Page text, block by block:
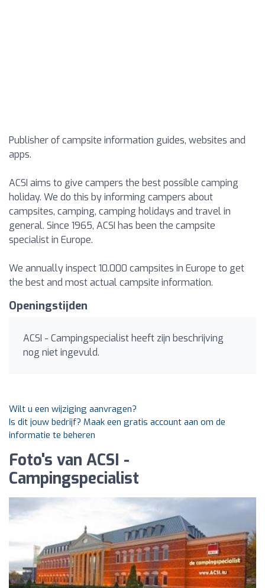
Publisher of campsite information guides, websites and
apps.
ACSI aims to give campers the best possible camping
holiday. We do this by informing campers about
campsites, camping, camping holidays and travel in
general. Since 1965, ACSI has been the campsite
specialist in Europe.
We annually inspect 10.000 campsites in Europe to get
the best and most actual campsite information.
Openingstijden
ACSI - Campingspecialist heeft zijn beschrijving
nog niet ingevuld.
Wilt u een wijziging aanvragen?
Is dit jouw bedrijf? Maak een gratis account aan om de
informatie te beheren
Foto's van ACSI -
Campingspecialist